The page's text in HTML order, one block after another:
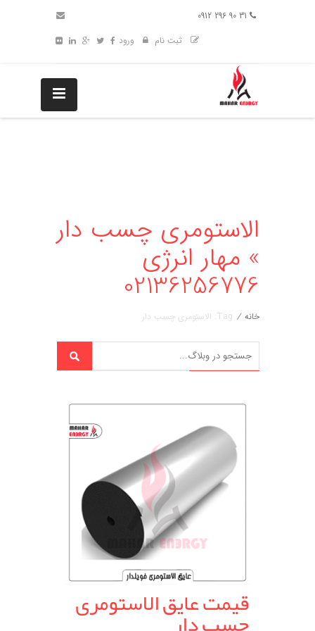
ثبت نام
ورود
الاستومری چسب دار
» مهار انرژی
02136256776
خانه / Tag: الاستومری چسب دار
قیمت عایق الاستومری